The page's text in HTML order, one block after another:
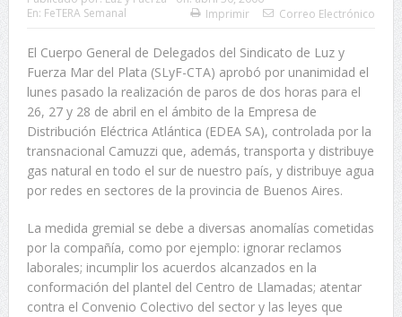
En: FeTERA Semanal Imprimir Correo Electrónico
El Cuerpo General de Delegados del Sindicato de Luz y
Fuerza Mar del Plata (SLyF-CTA) aprobó por unanimidad el
lunes pasado la realización de paros de dos horas para el
26, 27 y 28 de abril en el ámbito de la Empresa de
Distribución Eléctrica Atlántica (EDEA SA), controlada por la
transnacional Camuzzi que, además, transporta y distribuye
gas natural en todo el sur de nuestro país, y distribuye agua
por redes en sectores de la provincia de Buenos Aires.
La medida gremial se debe a diversas anomalías cometidas
por la compañía, como por ejemplo: ignorar reclamos
laborales; incumplir los acuerdos alcanzados en la
conformación del plantel del Centro de Llamadas; atentar
contra el Convenio Colectivo del sector y las leyes que